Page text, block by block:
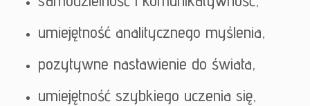
umiejętność analitycznego myślenia,
pozytywne nastawienie do świata,
umiejętność szybkiego uczenia się,